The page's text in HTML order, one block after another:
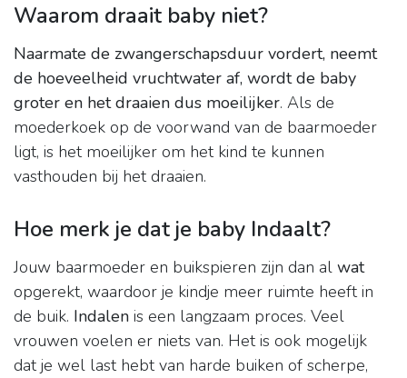
Waarom draait baby niet?
Naarmate de zwangerschapsduur vordert, neemt
de hoeveelheid vruchtwater af, wordt de baby
groter en het draaien dus moeilijker. Als de
moederkoek op de voorwand van de baarmoeder
ligt, is het moeilijker om het kind te kunnen
vasthouden bij het draaien.
Hoe merk je dat je baby Indaalt?
Jouw baarmoeder en buikspieren zijn dan al wat
opgerekt, waardoor je kindje meer ruimte heeft in
de buik. Indalen is een langzaam proces. Veel
vrouwen voelen er niets van. Het is ook mogelijk
dat je wel last hebt van harde buiken of scherpe,